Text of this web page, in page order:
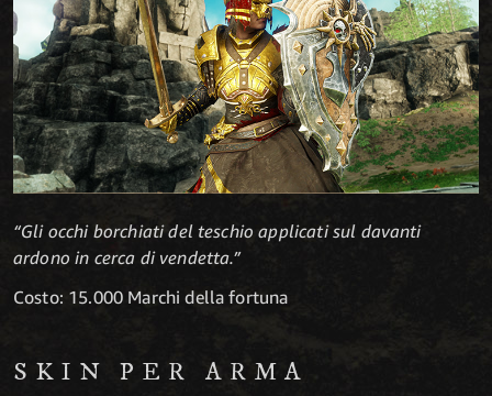
“Gli occhi borchiati del teschio applicati sul davanti
ardono in cerca di vendetta.”
Costo: 15.000 Marchi della fortuna
SKIN PER ARMA